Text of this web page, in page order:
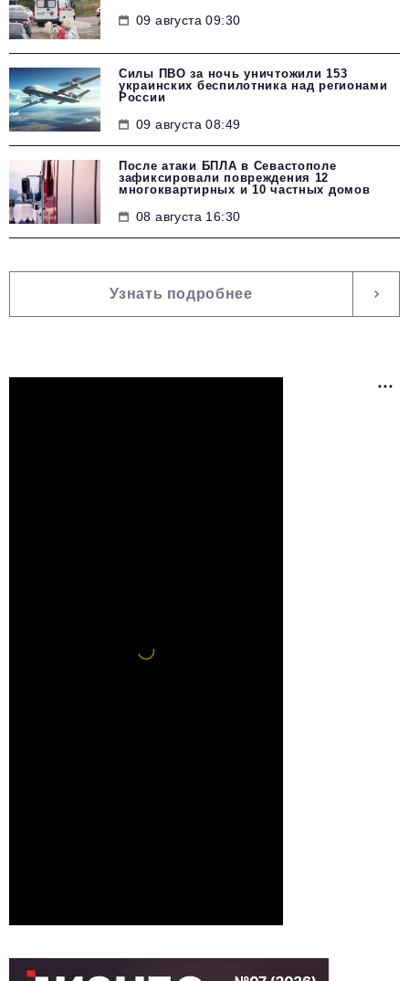
09 августа 09:30
Силы ПВО за ночь уничтожили 153
украинских беспилотника над регионами
России
09 августа 08:49
После атаки БПЛА в Севастополе
зафиксировали повреждения 12
многоквартирных и 10 частных домов
08 августа 16:30
Узнать подробнее